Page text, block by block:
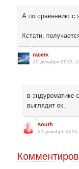
А по сравннеию с
Кстати,
racerx
20 декабря 2013,
в эндуроматике
выглядит ок.
south
21 декабря